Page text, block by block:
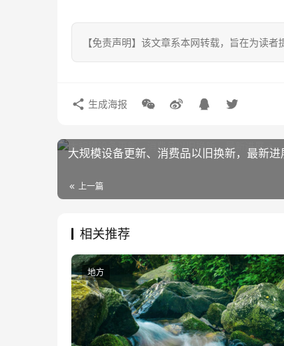
【免责声明】该文章系本网转载，旨在为读
生成海报
大规模设备更新、消费品以旧换新，最新
上一篇
相关推荐
地方